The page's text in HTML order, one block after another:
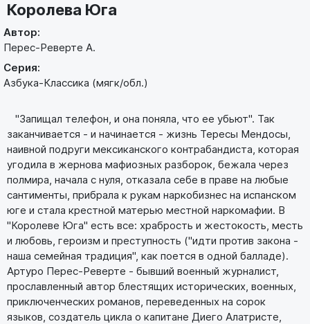
Королева Юга
Автор:
Перес-Реверте А.
Серия:
Азбука-Классика (мягк/обл.)
"Запищал телефон, и она поняла, что ее убьют". Так
заканчивается - и начинается - жизнь Тересы Мендосы,
наивной подруги мексиканского контрабандиста, которая
угодила в жернова мафиозных разборок, бежала через
полмира, начала с нуля, отказала себе в праве на любые
сантименты, прибрала к рукам наркобизнес на испанском
юге и стала крестной матерью местной наркомафии. В
"Королеве Юга" есть все: храбрость и жестокость, месть
и любовь, героизм и преступность ("идти против закона -
наша семейная традиция", как поется в одной балладе).
Артуро Перес-Реверте - бывший военный журналист,
прославленный автор блестящих исторических, военных,
приключенческих романов, переведенных на сорок
языков, создатель цикла о капитане Диего Алатристе,